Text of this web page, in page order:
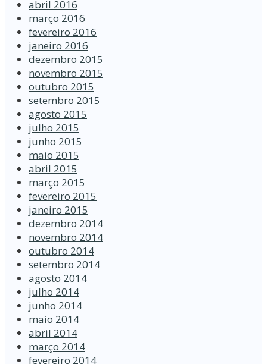
abril 2016
março 2016
fevereiro 2016
janeiro 2016
dezembro 2015
novembro 2015
outubro 2015
setembro 2015
agosto 2015
julho 2015
junho 2015
maio 2015
abril 2015
março 2015
fevereiro 2015
janeiro 2015
dezembro 2014
novembro 2014
outubro 2014
setembro 2014
agosto 2014
julho 2014
junho 2014
maio 2014
abril 2014
março 2014
fevereiro 2014